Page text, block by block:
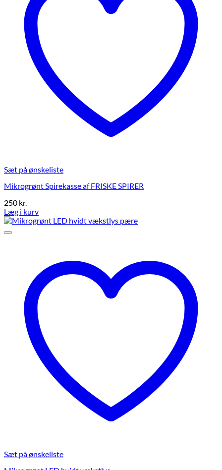
Sæt på ønskeliste
Mikrogrønt Spirekasse af FRISKE SPIRER
250 kr.
Læg i kurv
Sæt på ønskeliste